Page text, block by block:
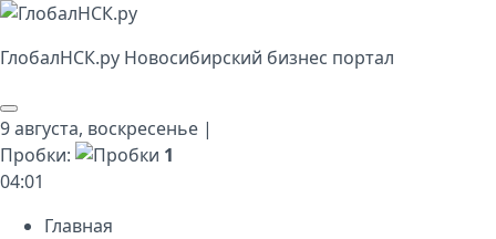
ГлобалНСК.py Новосибирский бизнес портал
9 августа, воскресенье |
Пробки:
1
04:01
Главная